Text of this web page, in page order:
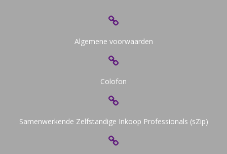
Algemene voorwaarden
Colofon
Samenwerkende Zelfstandige Inkoop Professionals (sZip)